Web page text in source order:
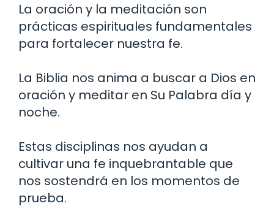
La oración y la meditación son
prácticas espirituales fundamentales
para fortalecer nuestra fe.
La Biblia nos anima a buscar a Dios en
oración y meditar en Su Palabra día y
noche.
Estas disciplinas nos ayudan a
cultivar una fe inquebrantable que
nos sostendrá en los momentos de
prueba.